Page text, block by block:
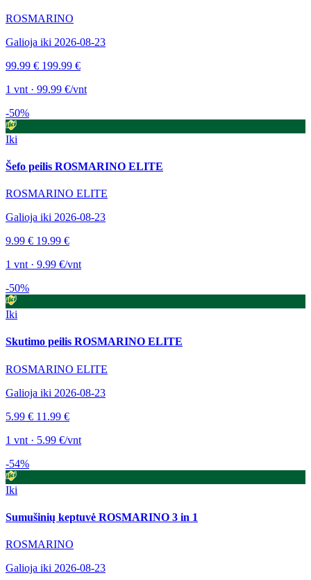
ROSMARINO
Galioja iki 2026-08-23
99.99 € 199.99 €
1 vnt · 99.99 €/vnt
-50%
Iki
Šefo peilis ROSMARINO ELITE
ROSMARINO ELITE
Galioja iki 2026-08-23
9.99 € 19.99 €
1 vnt · 9.99 €/vnt
-50%
Iki
Skutimo peilis ROSMARINO ELITE
ROSMARINO ELITE
Galioja iki 2026-08-23
5.99 € 11.99 €
1 vnt · 5.99 €/vnt
-54%
Iki
Sumušinių keptuvė ROSMARINO 3 in 1
ROSMARINO
Galioja iki 2026-08-23